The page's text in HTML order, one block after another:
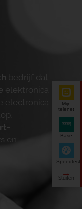
bedrijf dat
elektronica
electronica
en
Mijn
telenet
Base
Speedtest